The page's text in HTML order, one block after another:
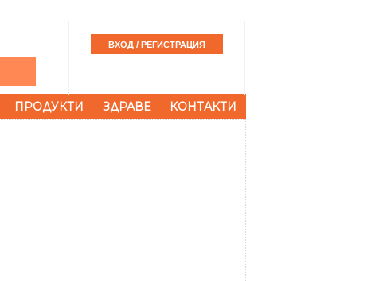
ПРОДУКТИ ЗДРАВЕ КОНТАКТИ